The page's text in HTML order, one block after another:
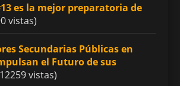
es la mejor preparatoria de
vistas)
Secundarias Públicas en
el Futuro de sus
vistas)